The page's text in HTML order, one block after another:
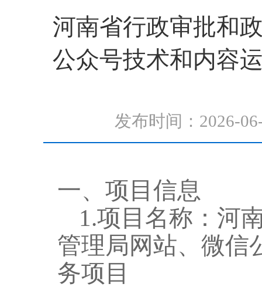
河南省行政审批和
公众号技术和内容
发布时间：2026-
一、项目信息
1.项目 名称： 河
管理局网站、微信
务项目